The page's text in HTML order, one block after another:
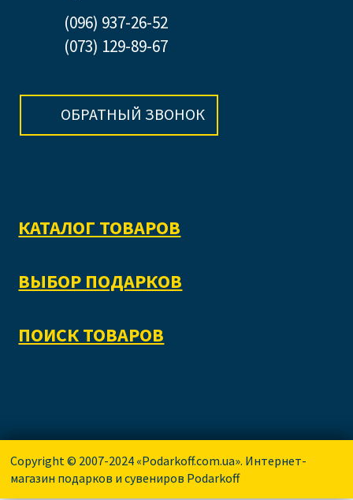
(096) 937-26-52
(073) 129-89-67
ОБРАТНЫЙ ЗВОНОК
КАТАЛОГ ТОВАРОВ
ВЫБОР ПОДАРКОВ
ПОИСК ТОВАРОВ
Copyright © 2007-2024 «Podarkoff.com.ua». Интернет-
магазин подарков и сувениров Podarkoff